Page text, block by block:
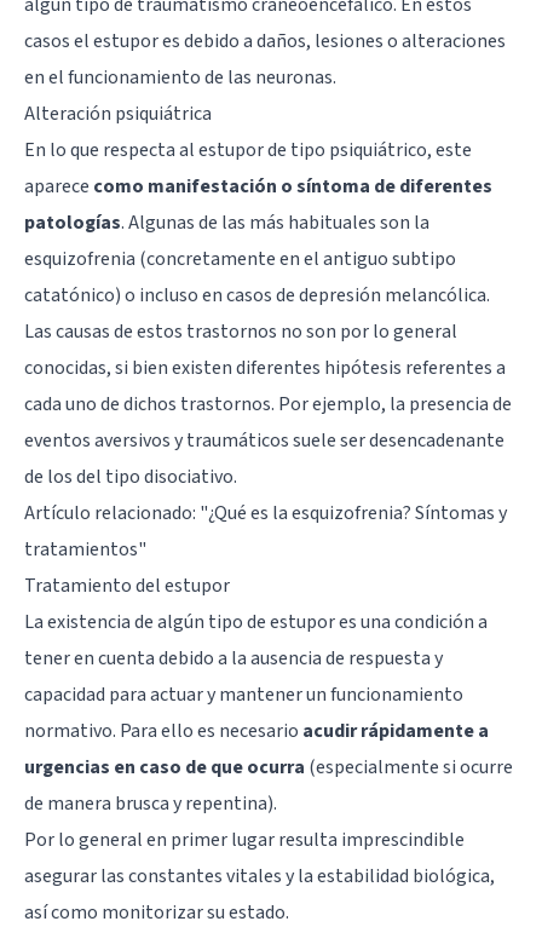
casos el estupor es debido a daños, lesiones o alteraciones
en el funcionamiento de las neuronas.
Alteración psiquiátrica
En lo que respecta al estupor de tipo psiquiátrico, este
aparece como manifestación o síntoma de diferentes
patologías. Algunas de las más habituales son la
esquizofrenia (concretamente en el antiguo subtipo
catatónico) o incluso en casos de depresión melancólica.
Las causas de estos trastornos no son por lo general
conocidas, si bien existen diferentes hipótesis referentes a
cada uno de dichos trastornos. Por ejemplo, la presencia de
eventos aversivos y traumáticos suele ser desencadenante
de los del tipo disociativo.
Artículo relacionado: "¿Qué es la esquizofrenia? Síntomas y
tratamientos"
Tratamiento del estupor
La existencia de algún tipo de estupor es una condición a
tener en cuenta debido a la ausencia de respuesta y
capacidad para actuar y mantener un funcionamiento
normativo. Para ello es necesario acudir rápidamente a
urgencias en caso de que ocurra (especialmente si ocurre
de manera brusca y repentina).
Por lo general en primer lugar resulta imprescindible
asegurar las constantes vitales y la estabilidad biológica,
así como monitorizar su estado.